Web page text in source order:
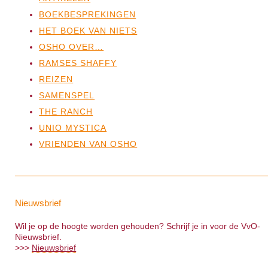
BOEKBESPREKINGEN
HET BOEK VAN NIETS
OSHO OVER…
RAMSES SHAFFY
REIZEN
SAMENSPEL
THE RANCH
UNIO MYSTICA
VRIENDEN VAN OSHO
Nieuwsbrief
Wil je op de hoogte worden gehouden? Schrijf je in voor de VvO-
Nieuwsbrief.
>>> Nieuwsbrief